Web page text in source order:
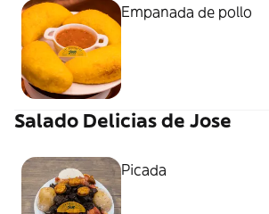
Empanada de pollo
Salado Delicias de Jose
Picada